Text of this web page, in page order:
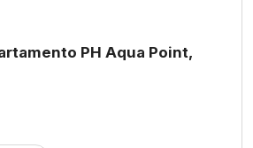
PH Aqua Point,